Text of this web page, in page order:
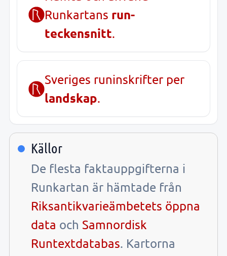
Runkartans run-
teckensnitt.
Sveriges runinskrifter per
landskap.
Källor
De flesta faktauppgifterna i
Runkartan är hämtade från
Riksantikvarieämbetets öppna
data och Samnordisk
Runtextdatabas. Kartorna